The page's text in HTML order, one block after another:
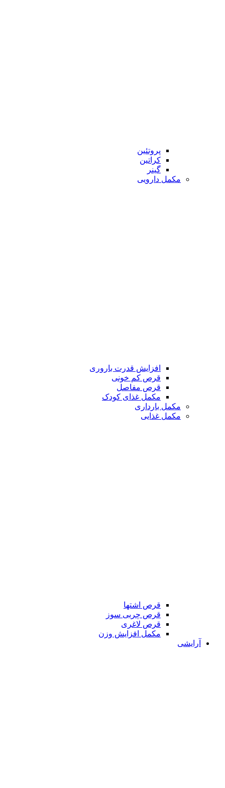
پروتئین
کراتین
گینر
مکمل دارویی
افزایش قدرت باروری
قرص کم خونی
قرص مفاصل
مکمل غذای کودک
مکمل بارداری
مکمل غذایی
قرص اشتها
قرص چربی سوز
قرص لاغری
مکمل افزایش وزن
آرایشی